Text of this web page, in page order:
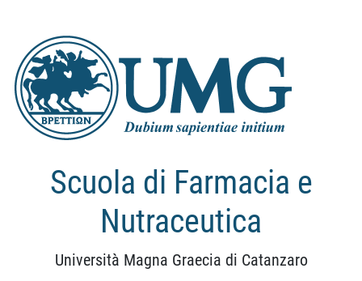
Scuola di Farmacia e
Nutraceutica
Università Magna Graecia di Catanzaro